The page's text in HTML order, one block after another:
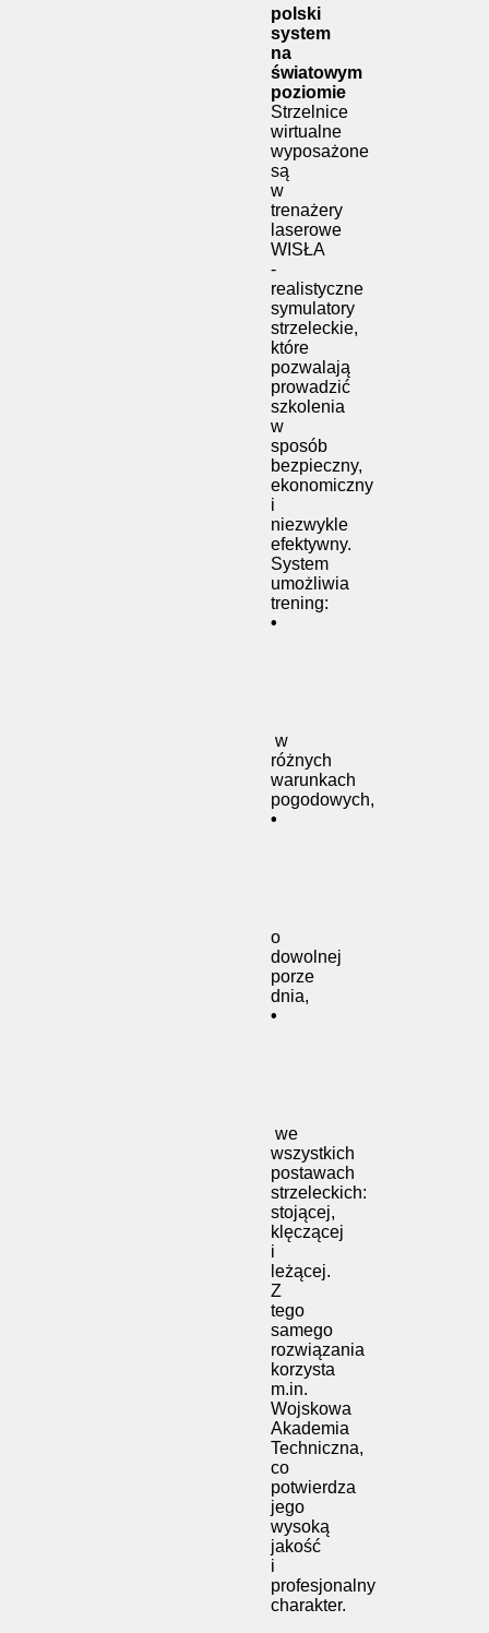
polski
system
na
światowym
poziomie
Strzelnice
wirtualne
wyposażone
są
w
trenażery
laserowe
WISŁA
-
realistyczne
symulatory
strzeleckie,
które
pozwalają
prowadzić
szkolenia
w
sposób
bezpieczny,
ekonomiczny
i
niezwykle
efektywny.
System
umożliwia
trening:
•
w
różnych
warunkach
pogodowych,
•
o
dowolnej
porze
dnia,
•
we
wszystkich
postawach
strzeleckich:
stojącej,
klęczącej
i
leżącej.
Z
tego
samego
rozwiązania
korzysta
m.in.
Wojskowa
Akademia
Techniczna,
co
potwierdza
jego
wysoką
jakość
i
profesjonalny
charakter.